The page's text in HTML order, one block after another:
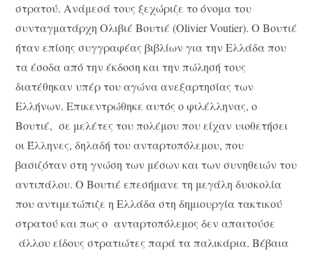
στρατού. Ανάμεσά τους ξεχώριζε το όνομα του
συνταγματάρχη Ολιβιέ Βουτιέ (Olivier Voutier). Ο Βουτιέ
ήταν επίσης συγγραφέας βιβλίων για την Ελλάδα που
τα έσοδα από την έκδοση και την πώλησή τους
διατέθηκαν υπέρ του αγώνα ανεξαρτησίας των
Ελλήνων. Επικεντρώθηκε αυτός ο φιλέλληνας, ο
Βουτιέ, σε μελέτες του πολέμου που είχαν υιοθετήσει
οι Έλληνες, δηλαδή του ανταρτοπόλεμου, που
βασιζόταν στη γνώση των μέσων και των συνηθειών του
αντιπάλου. Ο Βουτιέ επεσήμανε τη μεγάλη δυσκολία
που αντιμετώπιζε η Ελλάδα στη δημιουργία τακτικού
στρατού και πως ο ανταρτοπόλεμος δεν απαιτούσε
άλλου είδους στρατιώτες παρά τα παλικάρια. Βέβαια